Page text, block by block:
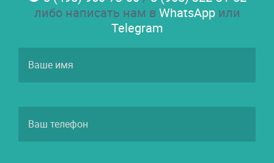
либо написать нам вWhatsAppили
Telegram